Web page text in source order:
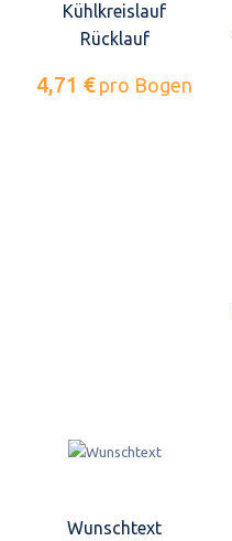
Kühlkreislauf
Rücklauf
4,71 € pro Bogen
Wunschtext